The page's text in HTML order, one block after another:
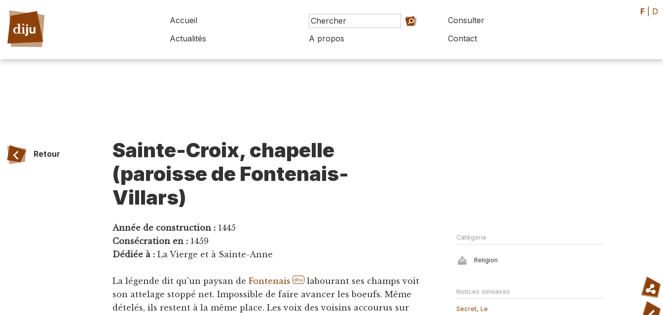
Accueil
Consulter
Actualités
A propos Contact
F D
Retour
Sainte-Croix, chapelle
(paroisse de Fontenais-
Villars)
Année de construction : 1445
Consécration en : 1459
Dédiée à : La Vierge et à Sainte-Anne
La légende dit qu'un paysan deFontenais dhs
labourant ses champs voit
son attelage stoppé net. Impossible de faire avancer les boeufs. Même
dételés, ils restent à la même place. Les voix des voisins accourus sur
Catégorie
Religion
Notices similaires
Secret, Le